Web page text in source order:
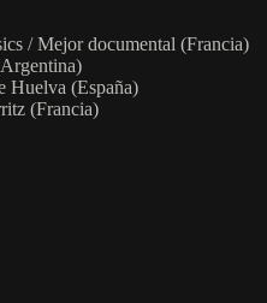
/ Mejor documental (Francia)
Huelva (España)
(Francia)